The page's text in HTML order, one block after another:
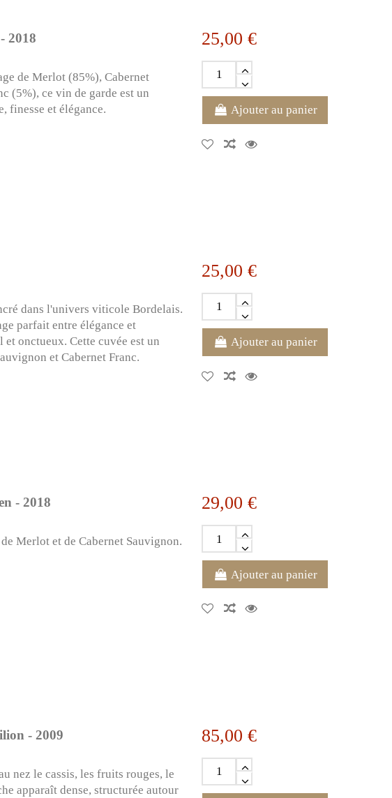
2018
de Merlot (85%), Cabernet
(5%), ce vin de garde est un
finesse et élégance.
25,00 €
Ajouter au panier
dans l'univers viticole Bordelais.
parfait entre élégance et
onctueux. Cette cuvée est un
et Cabernet Franc.
25,00 €
Ajouter au panier
- 2018
Merlot et de Cabernet Sauvignon.
29,00 €
Ajouter au panier
- 2009
nez le cassis, les fruits rouges, le
apparaît dense, structurée autour
85,00 €